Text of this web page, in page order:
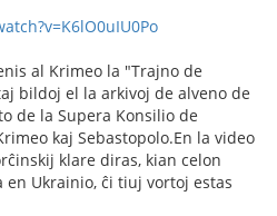
al Krimeo la "Trajno de
bildoj el la arkivoj de alveno de
de la Supera Konsilio de
kaj Sebastopolo.En la video
klare diras, kian celon
Ukrainio, ĉi tiuj vortoj estas